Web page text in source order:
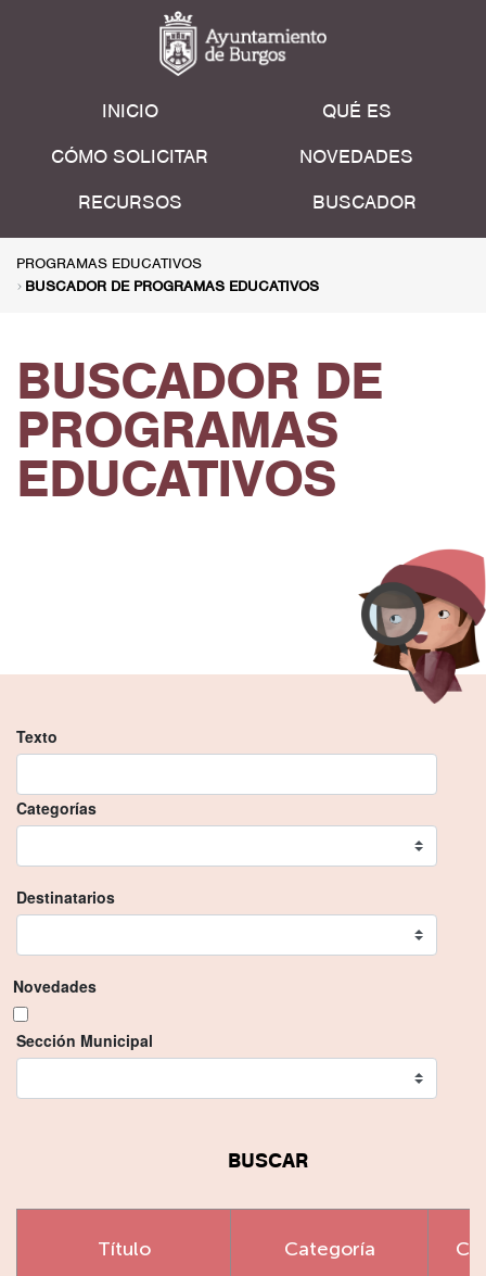
INICIO
QUÉ ES
CÓMO SOLICITAR
NOVEDADES
RECURSOS
BUSCADOR
PROGRAMAS EDUCATIVOS
BUSCADOR DE PROGRAMAS EDUCATIVOS
BUSCADOR DE
PROGRAMAS
EDUCATIVOS
Texto
Categorías
Destinatarios
Novedades
Sección Municipal
BUSCAR
Título Categoría